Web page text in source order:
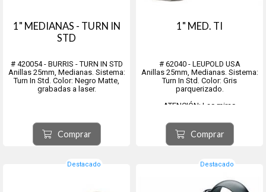
1" MEDIANAS - TURN IN
STD
# 420054 - BURRIS - TURN IN STD
Anillas 25mm, Medianas. Sistema:
Turn In Std. Color: Negro Matte,
grabadas a laser.
Comprar
1" MED. TI
# 62040 - LEUPOLD USA
Anillas 25mm, Medianas. Sistema:
Turn In Std. Color: Gris
parquerizado.
ATENCIÓN: Las miras
holográficas, de fibra óptica, de
láser, o similares, anillas, bases y
montajes de cualquier tipo: no
tienen cambio ni devolución. Son
Comprar
Destacado Destacado